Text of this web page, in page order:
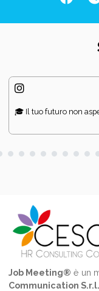
🎓 Il tuo futuro non
Job Meeting® è un
Communication